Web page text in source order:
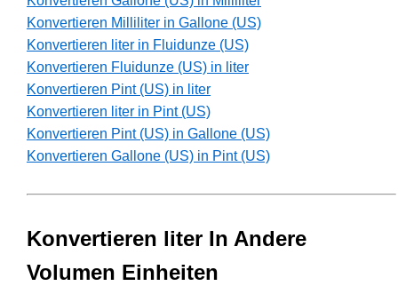
Konvertieren Milliliter in Gallone (US)
Konvertieren liter in Fluidunze (US)
Konvertieren Fluidunze (US) in liter
Konvertieren Pint (US) in liter
Konvertieren liter in Pint (US)
Konvertieren Pint (US) in Gallone (US)
Konvertieren Gallone (US) in Pint (US)
Konvertieren liter In Andere
Volumen Einheiten